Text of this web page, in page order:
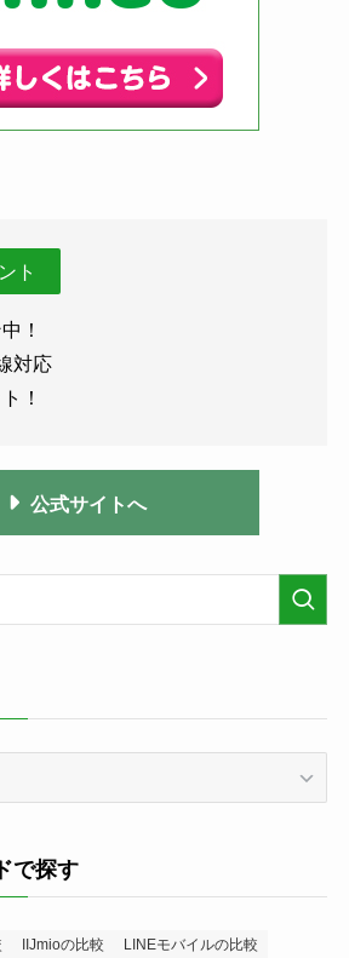
ト
！
対応
！
公式サイトへ
で探す
IIJmioの比較
LINEモバイルの比較